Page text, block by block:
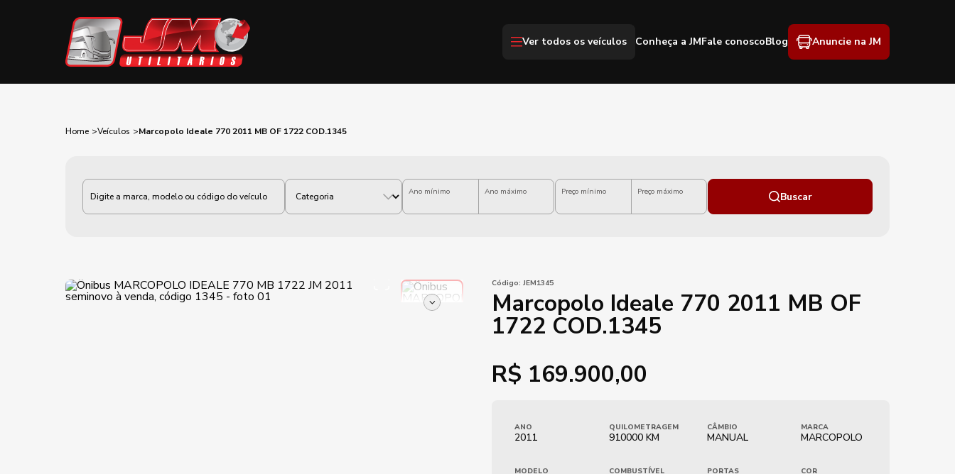
Ver todos os veículos Conheça a JMFale conoscoBlog Anuncie na JM
Home Veículos Marcopolo Ideale 770 2011 MB OF 1722 COD.1345
Categoria Ano mínimo Ano máximo Preço mínimo Preço máximo Buscar
Código: JEM1345
Marcopolo Ideale 770 2011 MB OF
1722 COD.1345
R$ 169.900,00
ANO
2011
QUILOMETRAGEM
910000 KM
CÂMBIO
MANUAL
MARCA
MARCOPOLO
MODELO COMBUSTÍVEL PORTAS COR